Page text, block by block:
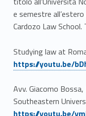
e semestre
Cardozo Law
Studying law at
https://youtu.be/
Avv. Giacomo
Southeastern